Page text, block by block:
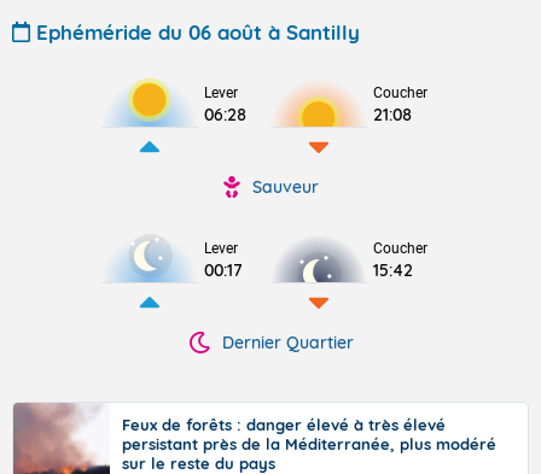
Ephéméride du 06 août à Santilly
Lever
06:28
Coucher
21:08
Sauveur
Lever
00:17
Coucher
15:42
Dernier Quartier
Feux de forêts : danger élevé à très élevé
persistant près de la Méditerranée, plus modéré
sur le reste du pays